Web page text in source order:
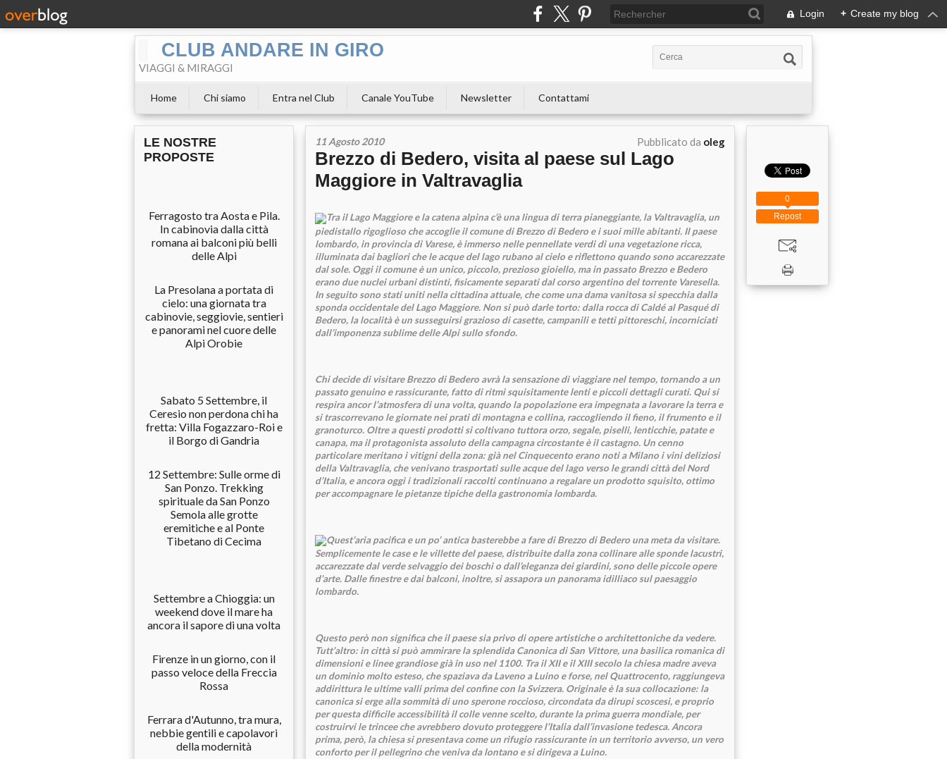
Login + Create my blog
CLUB ANDARE IN GIRO
VIAGGI & MIRAGGI
Home Chi siamo Entra nel Club Canale YouTube Newsletter Contattami
LE NOSTRE
PROPOSTE
Ferragosto tra Aosta e Pila.
In cabinovia dalla città
romana ai balconi più belli
delle Alpi
La Presolana a portata di
cielo: una giornata tra
cabinovie, seggiovie, sentieri
e panorami nel cuore delle
Alpi Orobie
Sabato 5 Settembre, il
Ceresio non perdona chi ha
fretta: Villa Fogazzaro-Roi e
il Borgo di Gandria
12 Settembre: Sulle orme di
San Ponzo. Trekking
spirituale da San Ponzo
Semola alle grotte
eremitiche e al Ponte
Tibetano di Cecima
Settembre a Chioggia: un
weekend dove il mare ha
ancora il sapore di una volta
Firenze in un giorno, con il
passo veloce della Freccia
Rossa
Ferrara d'Autunno, tra mura,
nebbie gentili e capolavori
della modernità
11 Agosto 2010 Pubblicato da oleg
Brezzo di Bedero, visita al paese sul Lago
Maggiore in Valtravaglia
Tra il Lago Maggiore e la catena alpina c’è una lingua di terra pianeggiante, la Valtravaglia, un
piedistallo rigoglioso che accoglie il comune di Brezzo di Bedero e i suoi mille abitanti. Il paese
lombardo, in provincia di Varese, è immerso nelle pennellate verdi di una vegetazione ricca,
illuminata dai bagliori che le acque del lago rubano al cielo e riflettono quando sono accarezzate
dal sole. Oggi il comune è un unico, piccolo, prezioso gioiello, ma in passato Brezzo e Bedero
erano due nuclei urbani distinti, fisicamente separati dal corso argentino del torrente Varesella.
In seguito sono stati uniti nella cittadina attuale, che come una dama vanitosa si specchia dalla
sponda occidentale del Lago Maggiore. Non si può darle torto: dalla rocca di Caldé al Pasqué di
Bedero, la località è un susseguirsi grazioso di casette, campanili e tetti pittoreschi, incorniciati
dall’imponenza sublime delle Alpi sullo sfondo.
Chi decide di visitare Brezzo di Bedero avrà la sensazione di viaggiare nel tempo, tornando a un
passato genuino e rassicurante, fatto di ritmi squisitamente lenti e piccoli dettagli curati. Qui si
respira ancor l’atmosfera di una volta, quando la popolazione era impegnata a lavorare la terra e
si trascorrevano le giornate nei prati di montagna e collina, raccogliendo il fieno, il frumento e il
granoturco. Oltre a questi prodotti si coltivano tuttora orzo, segale, piselli, lenticchie, patate e
canapa, ma il protagonista assoluto della campagna circostante è il castagno. Un cenno
particolare meritano i vitigni della zona: già nel Cinquecento erano noti a Milano i vini deliziosi
della Valtravaglia, che venivano trasportati sulle acque del lago verso le grandi città del Nord
d’Italia, e ancora oggi i tradizionali raccolti continuano a regalare un prodotto squisito, ottimo
per accompagnare le pietanze tipiche della gastronomia lombarda.
Quest’aria pacifica e un po’ antica basterebbe a fare di Brezzo di Bedero una meta da visitare.
Semplicemente le case e le villette del paese, distribuite dalla zona collinare alle sponde lacustri,
accarezzate dal verde selvaggio dei boschi o dall’eleganza dei giardini, sono delle piccole opere
d’arte. Dalle finestre e dai balconi, inoltre, si assapora un panorama idilliaco sul paesaggio
lombardo.
Questo però non significa che il paese sia privo di opere artistiche o architettoniche da vedere.
Tutt’altro: in città si può ammirare la splendida Canonica di San Vittore, una basilica romanica di
dimensioni e linee grandiose già in uso nel 1100. Tra il XII e il XIII secolo la chiesa madre aveva
un dominio molto esteso, che spaziava da Laveno a Luino e forse, nel Quattrocento, raggiungeva
addirittura le ultime valli prima del confine con la Svizzera. Originale è la sua collocazione: la
canonica si erge alla sommità di uno sperone roccioso, circondata da dirupi scoscesi, e proprio
per questa difficile accessibilità il colle venne scelto, durante la prima guerra mondiale, per
costruirvi le trincee che avrebbero dovuto proteggere l’Italia dall’invasione tedesca. Ancora
prima, però, la chiesa si presentava come un rifugio rassicurante in un territorio avverso, un vero
conforto per il pellegrino che veniva da lontano e si dirigeva a Luino.
Repost
0